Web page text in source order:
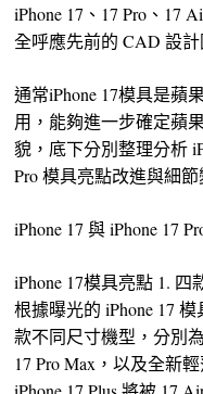
iPhone 17、17 Pro、17
全呼應先前的 CAD 設計
通常iPhone 17模具是蘋
用，能夠進一步確定蘋
貌，底下分別整理分析
Pro 模具亮點改進與細節
iPhone 17 與 iPhone 17
iPhone 17模具亮點 1.
根據曝光的 iPhone 17
款不同尺寸機型，分別為
17 Pro Max，以及全新